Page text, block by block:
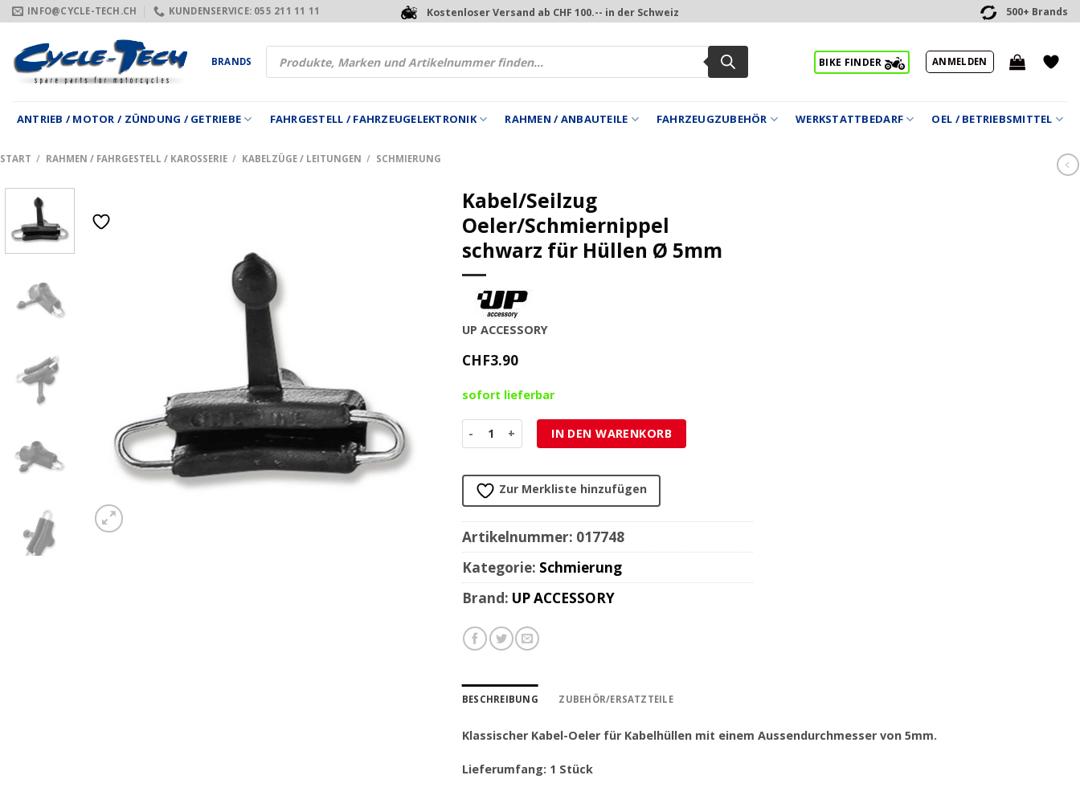
Zum
Inhalt
springen
INFO@CYCLE-TECH.CH KUNDENSERVICE: 055 211 11 11 Kostenloser Versand ab CHF 100.-- in der Schweiz 500+ Brands
BRANDS
Products
search
BIKE FINDER ANMELDEN
ANTRIEB / MOTOR / ZÜNDUNG / GETRIEBE FAHRGESTELL / FAHRZEUGELEKTRONIK RAHMEN / ANBAUTEILE FAHRZEUGZUBEHÖR WERKSTATTBEDARF OEL / BETRIEBSMITTEL
START / RAHMEN / FAHRGESTELL / KAROSSERIE / KABELZÜGE / LEITUNGEN / SCHMIERUNG
Kabel/Seilzug
Oeler/Schmiernippel
schwarz für Hüllen Ø 5mm
UP ACCESSORY
CHF3.90
sofort lieferbar
Kabel/Seilzug Oeler/Schmiernippel schwarz für Hüllen Ø 5mm Menge
IN DEN WARENKORB
Zur Merkliste hinzufügen
Artikelnummer: 017748
Kategorie: Schmierung
Brand: UP ACCESSORY
BESCHREIBUNG ZUBEHÖR/ERSATZTEILE
Klassischer Kabel-Oeler für Kabelhüllen mit einem Aussendurchmesser von 5mm.
Lieferumfang: 1 Stück